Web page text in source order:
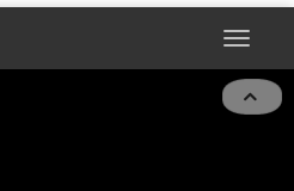
Toggle